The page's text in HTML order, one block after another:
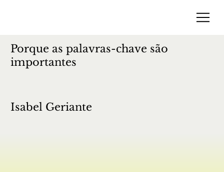
Porque as palavras-chave são
importantes
Isabel Geriante